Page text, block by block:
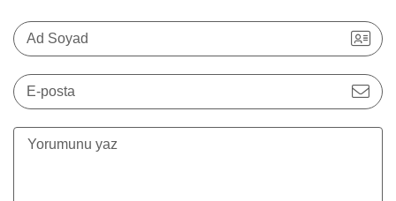
Ad Soyad
E-posta